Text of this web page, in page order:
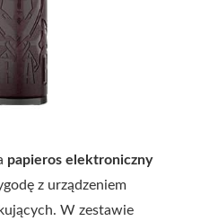
papieros elektroniczny
z urządzeniem
W zestawie